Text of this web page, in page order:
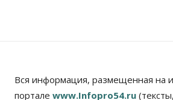
Вся информация, размещенная на
портале www.Infopro54.ru